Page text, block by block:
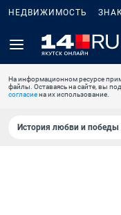
НЕДВИЖИМОСТЬ
На информационном ресурсе
файлы. Оставаясь на сайте, вы
согласиена их использование.
История любви и победы